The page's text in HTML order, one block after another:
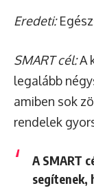
Eredeti:
SMART cél:A
legalább
amiben sok
rendelek
A SMART
segítenek,